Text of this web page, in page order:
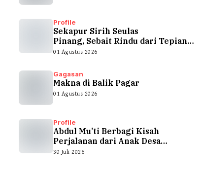
Profile
Sekapur Sirih Seulas
Pinang, Sebait Rindu dari Tepian
Teluk
01 Agustus 2026
Gagasan
Makna di Balik Pagar
01 Agustus 2026
Profile
Abdul Mu’ti Berbagi Kisah
Perjalanan dari Anak Desa
hingga...
30 Juli 2026